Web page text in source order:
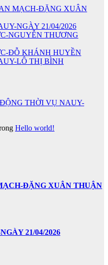
MẠCH-ĐẶNG XUÂN
NGÀY 21/04/2026
NGUYỄN THƯƠNG
ĐỖ KHÁNH HUYỀN
LÔ THỊ BÌNH
THỜI VỤ NAUY-
Hello world!
ĐẶNG XUÂN THUẬN
21/04/2026